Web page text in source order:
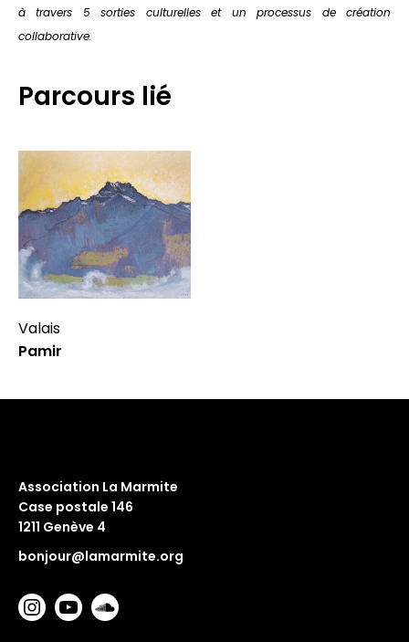
à travers 5 sorties culturelles et un processus de création
collaborative.
Parcours lié
Valais
Pamir
Association La Marmite
Case postale 146
1211 Genève 4
bonjour@lamarmite.org